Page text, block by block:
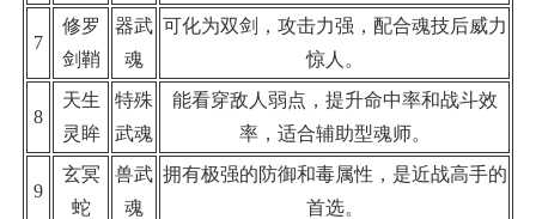
7
修罗
剑鞘
器武
魂
可化为双剑，攻击力强，配合魂技后威力
惊人。
8
天生
灵眸
特殊
武魂
能看穿敌人弱点，提升命中率和战斗效
率，适合辅助型魂师。
9
玄冥
蛇
兽武
魂
拥有极强的防御和毒属性，是近战高手的
首选。